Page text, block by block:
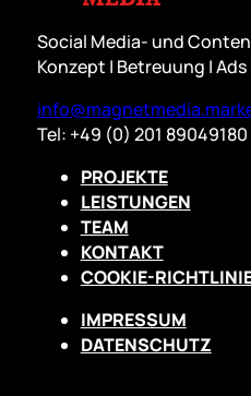
Social Media- und
Konzept | Betreuung |
Tel: +49 (0) 201 89049180
PROJEKTE
LEISTUNGEN
TEAM
KONTAKT
COOKIE-
IMPRESSUM
DATENSCHUTZ